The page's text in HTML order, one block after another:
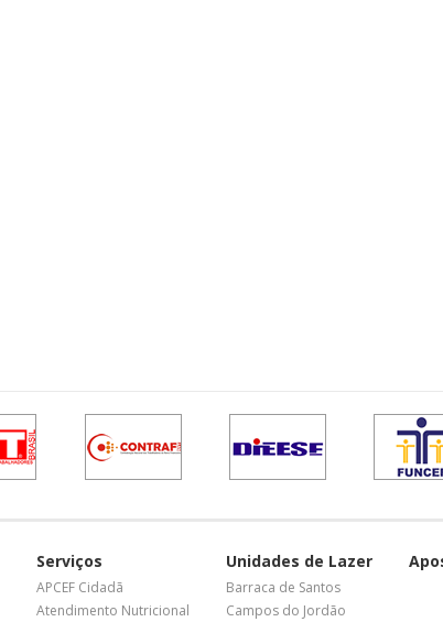
Serviços
APCEF Cidadã
Atendimento Nutricional
Unidades de Lazer
Barraca de Santos
Campos do Jordão